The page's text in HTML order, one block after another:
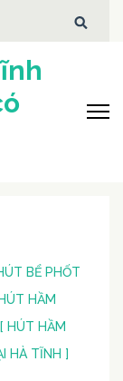
BỂ PHỐT
HẦM
[ HÚT HẦM
HÀ TĨNH ]